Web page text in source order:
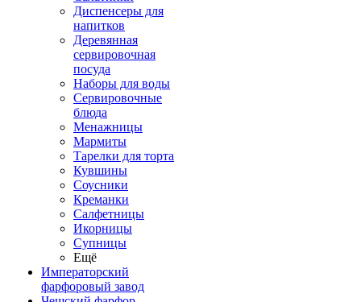
Диспенсеры для
напитков
Деревянная
сервировочная
посуда
Наборы для воды
Сервировочные
блюда
Менажницы
Мармиты
Тарелки для торта
Кувшины
Соусники
Креманки
Салфетницы
Икорницы
Супницы
Ещё
Императорский
фарфоровый завод